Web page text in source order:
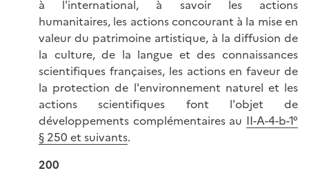
à l'international, à savoir les actions
humanitaires, les actions concourant à la mise en
valeur du patrimoine artistique, à la diffusion de
la culture, de la langue et des connaissances
scientifiques françaises, les actions en faveur de
la protection de l'environnement naturel et les
actions scientifiques font l'objet de
développements complémentaires au II-A-4-b-1°
§ 250 et suivants.
200